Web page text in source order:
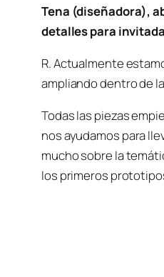
Tena (diseñadora),
detalles para
R. Actualmente
ampliando dentro de
Todas las piezas
nos ayudamos para
mucho sobre la
los primeros